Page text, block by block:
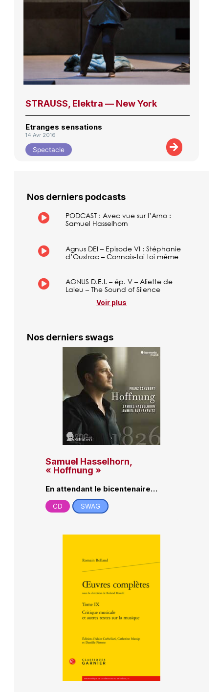
STRAUSS, Elektra — New York
Etranges sensations
14 Avr 2016
Spectacle
Nos derniers podcasts
PODCAST : Avec vue sur l’Arno :
Samuel Hasselhorn
Agnus DEI – Episode VI : Stéphanie
d’Oustrac – Connais-toi toi même
AGNUS D.E.I. – ép. V – Aliette de
Laleu – The Sound of Silence
Voir plus
Nos derniers swags
Samuel Hasselhorn,
« Hoffnung »
En attendant le bicentenaire…
CD SWAG